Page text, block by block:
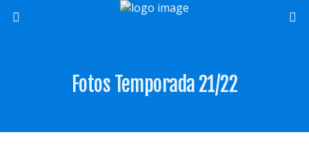
Fotos Temporada 21/22